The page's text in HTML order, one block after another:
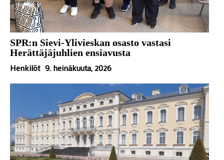
SPR:n Sievi-Ylivieskan osasto vastasi
Herättäjäjuhlien ensiavusta
Henkilöt 9. heinäkuuta, 2026